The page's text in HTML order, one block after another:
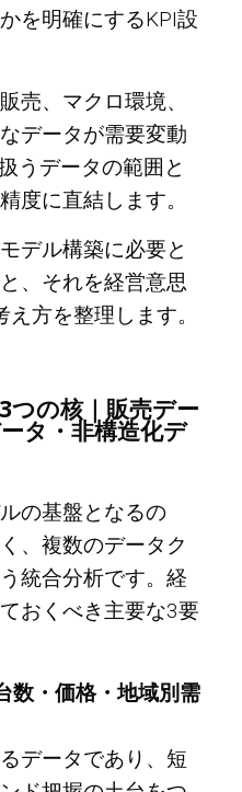
を明確にするKPI設
売、マクロ環境、
データが需要変動
うデータの範囲と
度に直結します。
デル構築に必要と
、それを経営意思
方を整理します。
つの核｜販売デー
タ・非構造化デ
の基盤となるの
、複数のデータク
統合分析です。経
おくべき主要な3要
・価格・地域別需
データであり、短